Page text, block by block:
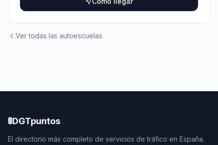
Ver todas las autoescuelas
🚦DGTpuntos
El directorio más completo de servicios de tráfico en España.